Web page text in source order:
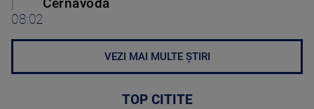
08:02
Cernavodă
VEZI MAI MULTE ȘTIRI
TOP CITITE